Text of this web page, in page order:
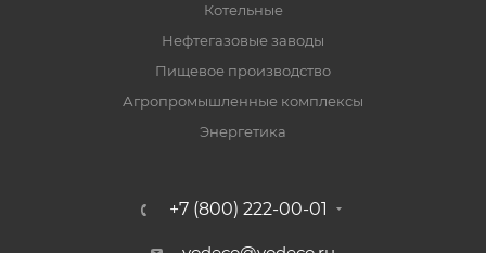
Котельные
Нефтегазовые заводы
Пищевое производство
Агропромышленные комплексы
Энергетика
+7 (800) 222-00-01